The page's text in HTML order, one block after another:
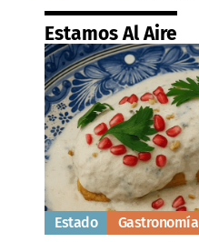
Estamos Al Aire
Estado Gastronomía